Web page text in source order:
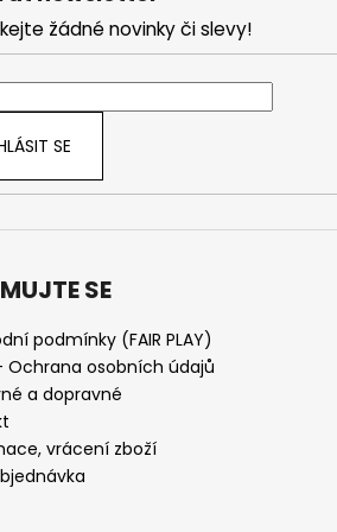
žádné novinky či slevy!
SE
SE
podmínky (FAIR PLAY)
Ochrana osobních údajů
a dopravné
vrácení zboží